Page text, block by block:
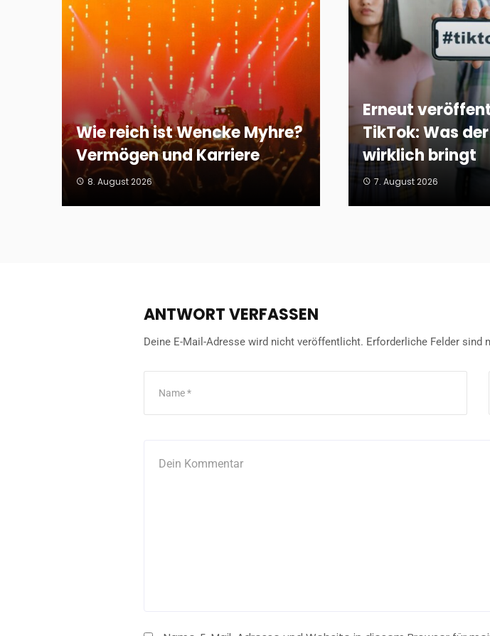
Wie reich ist Wencke Myhre?
Vermögen und Karriere
8. August 2026
Erneut
TikTok: Was
wirklich bringt
7. August 2026
ANTWORT VERFASSEN
Deine E-Mail-Adresse wird nicht veröffentlicht. Erforderliche Felder sind